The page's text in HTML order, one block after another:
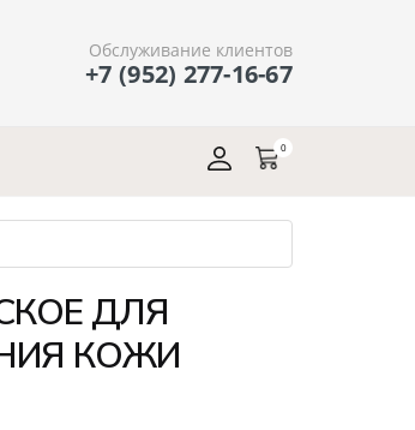
Обслуживание клиентов
+7 (952) 277-16-67
0
ДЛЯ
КОЖИ